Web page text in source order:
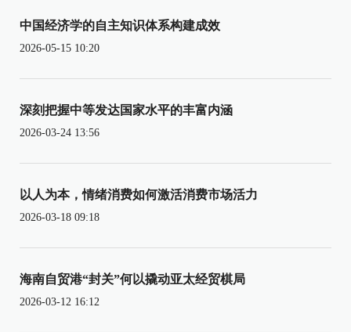
中国经济学的自主知识体系构建成效
2026-05-15 10:20
深刻把握中等发达国家水平的丰富内涵
2026-03-24 13:56
以人为本，情绪消费如何激活消费市场活力
2026-03-18 09:18
海南自贸港“封关”何以撬动亚太经贸棋局
2026-03-12 16:12